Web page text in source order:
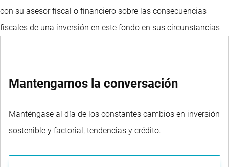
con su asesor fiscal o financiero sobre las consecuencias
fiscales de una inversión en este fondo en sus circunstancias
Mantengamos la conversación
Manténgase al día de los constantes cambios en inversión
sostenible y factorial, tendencias y crédito.